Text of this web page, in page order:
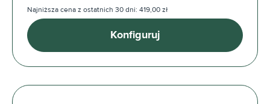
Najniższa cena z ostatnich 30 dni: 419,00 zł
Konfiguruj